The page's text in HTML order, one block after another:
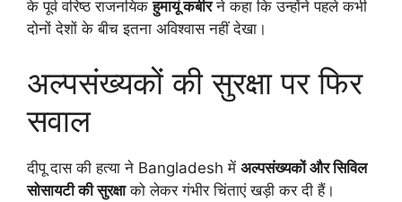
के पूर्व वरिष्ठ राजनयिकहुमायूं कबीरने कहा कि उन्होंने पहले कभी
दोनों देशों के बीच इतना अविश्वास नहीं देखा।
अल्पसंख्यकों की सुरक्षा पर फिर
सवाल
दीपू दास की हत्या ने Bangladesh में अल्पसंख्यकों और सिविल
सोसायटी की सुरक्षाको लेकर गंभीर चिंताएं खड़ी कर दी हैं।